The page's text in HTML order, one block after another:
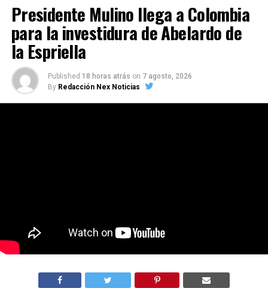
Presidente Mulino llega a Colombia
para la investidura de Abelardo de
la Espriella
Published 18 horas atrás on 7 agosto, 2026
By Redacción Nex Noticias